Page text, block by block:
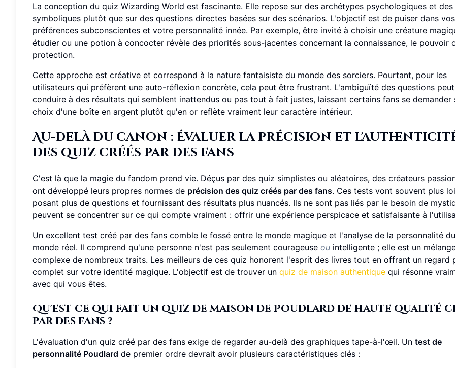
La conception du quiz Wizarding World est fascinante. Elle repose sur des archétypes psychologiques et
symboliques plutôt que sur des questions directes basées sur des scénarios. L'objectif est de puiser dans vos
préférences subconscientes et votre personnalité innée. Par exemple, être invité à choisir une créature
étudier ou une potion à concocter révèle des priorités sous-jacentes concernant la connaissance, le pouvoir
protection.
Cette approche est créative et correspond à la nature fantaisiste du monde des sorciers. Pourtant, pour les
utilisateurs qui préfèrent une auto-réflexion concrète, cela peut être frustrant. L'ambiguïté des questions peut
conduire à des résultats qui semblent inattendus ou pas tout à fait justes, laissant certains fans se demander
choix d'une boîte en argent plutôt qu'en or reflète vraiment leur caractère intérieur.
Au-delà du canon : Évaluer la précision et
des quiz créés par des fans
C'est là que la magie du fandom prend vie. Déçus par des quiz simplistes ou aléatoires, des créateurs
ont développé leurs propres normes de précision des quiz créés par des fans. Ces tests vont souvent plus
posant plus de questions et fournissant des résultats plus nuancés. Ils ne sont pas liés par le besoin de
peuvent se concentrer sur ce qui compte vraiment : offrir une expérience perspicace et satisfaisante à
Un excellent test créé par des fans comble le fossé entre le monde magique et l'analyse de la personnalité du
monde réel. Il comprend qu'une personne n'est pas seulement courageuse ou intelligente ; elle est un
complexe de nombreux traits. Les meilleurs de ces quiz honorent l'esprit des livres tout en offrant un regard
complet sur votre identité magique. L'objectif est de trouver un quiz de maison authentique qui résonne
avec qui vous êtes.
Qu'est-ce qui fait un quiz de maison de Poudlard de haute qualité
par des fans ?
L'évaluation d'un quiz créé par des fans exige de regarder au-delà des graphiques tape-à-l'œil. Un test de
personnalité Poudlard de premier ordre devrait avoir plusieurs caractéristiques clés :